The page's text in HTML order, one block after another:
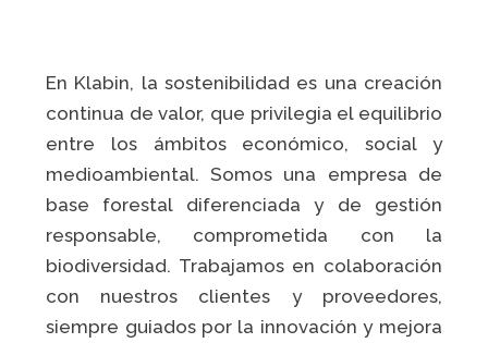
investidor
Informe de
Sostenibilidad
Plante com a
Klabin
Parada
general
Painel ASG
Eukaliner
Reporte
Programa
Caiubi
Prosas
En Klabin, la sostenibilidad es una creación
continua de valor, que privilegia el equilibrio
entre los ámbitos económico, social y
medioambiental. Somos una empresa de
base forestal diferenciada y de gestión
responsable, comprometida con la
biodiversidad. Trabajamos en colaboración
con nuestros clientes y proveedores,
siempre guiados por la innovación y mejora